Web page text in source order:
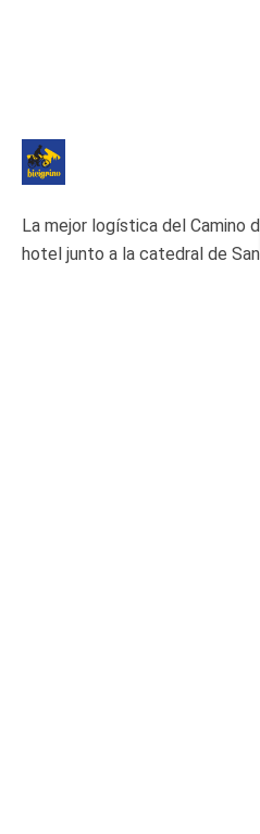
La mejor logística del Camino
hotel junto a la catedral de